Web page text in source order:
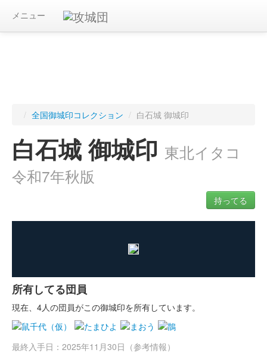
メニュー
/ 全国御城印コレクション / 白石城 御城印
白石城 御城印 東北イタコ
令和7年秋版
持ってる
所有してる団員
現在、4人の団員がこの御城印を所有しています。
最終入手日：2025年11月30日（参考情報）